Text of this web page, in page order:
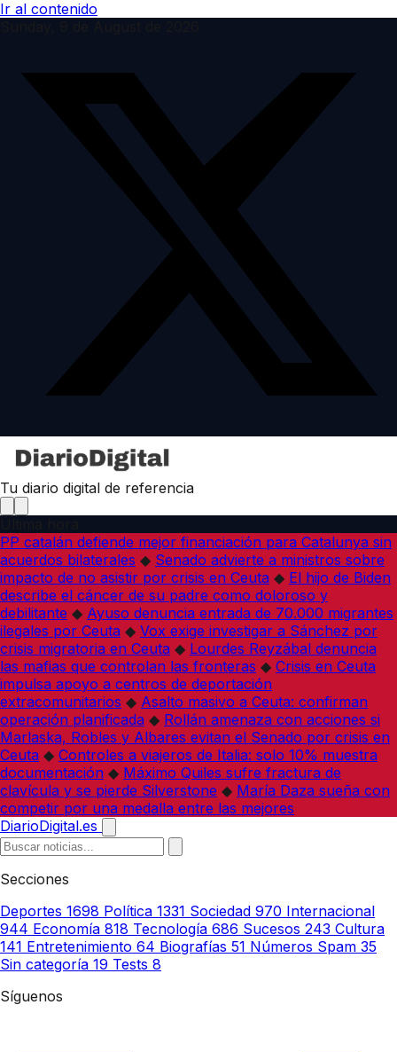
Ir al contenido
Tu diario digital de referencia
PP catalán defiende mejor financiación para Catalunya sin
acuerdos bilaterales ◆ Senado advierte a ministros sobre
impacto de no asistir por crisis en Ceuta ◆ El hijo de Biden
describe el cáncer de su padre como doloroso y
debilitante ◆ Ayuso denuncia entrada de 70.000 migrantes
ilegales por Ceuta ◆ Vox exige investigar a Sánchez por
crisis migratoria en Ceuta ◆ Lourdes Reyzábal denuncia
las mafias que controlan las fronteras ◆ Crisis en Ceuta
impulsa apoyo a centros de deportación
extracomunitarios ◆ Asalto masivo a Ceuta: confirman
operación planificada ◆ Rollán amenaza con acciones si
Marlaska, Robles y Albares evitan el Senado por crisis en
Ceuta ◆ Controles a viajeros de Italia: solo 10% muestra
documentación ◆ Máximo Quiles sufre fractura de
clavícula y se pierde Silverstone ◆ María Daza sueña con
competir por una medalla entre las mejores
DiarioDigital.es
Secciones
Deportes 1698 Política 1331 Sociedad 970 Internacional
944 Economía 818 Tecnología 686 Sucesos 243 Cultura
141 Entretenimiento 64 Biografías 51 Números Spam 35
Sin categoría 19 Tests 8
Síguenos